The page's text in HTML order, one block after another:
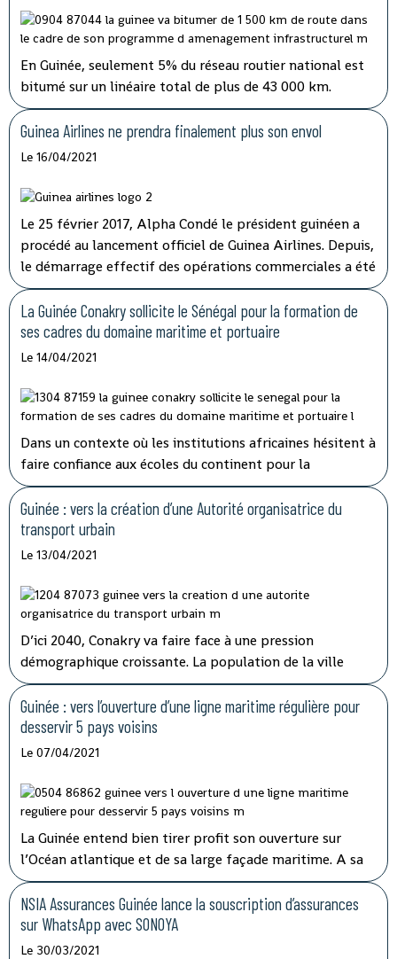
En Guinée, seulement 5% du réseau routier national est
bitumé sur un linéaire total de plus de 43 000 km.
Jusqu’ici, les fonds alloués à l’entretien routier sont
insuffisants alors que plusieurs axes vitaux du pays sont
dans un état critique.
Guinea Airlines ne prendra finalement plus son envol
Le 16/04/2021
Le 25 février 2017, Alpha Condé le président guinéen a
procédé au lancement officiel de Guinea Airlines. Depuis,
le démarrage effectif des opérations commerciales a été
reporté à plusieurs reprises. Le sort de la compagnie a
finalement été tranché par l'Etat qui détenait 20% des
parts.
La Guinée Conakry sollicite le Sénégal pour la formation de
ses cadres du domaine maritime et portuaire
Le 14/04/2021
Dans un contexte où les institutions africaines hésitent à
faire confiance aux écoles du continent pour la
formation de leurs travailleurs, la Guinée Conakry et le
Sénégal concrétisent leur coopération dans le domaine
maritime et portuaire.
Guinée : vers la création d’une Autorité organisatrice du
transport urbain
Le 13/04/2021
D’ici 2040, Conakry va faire face à une pression
démographique croissante. La population de la ville
pourrait atteindre 5,5 millions d’habitants à cet horizon
contre 2,7 millions actuellement. Le système de
transports en commun actuellement déployé a
montré ses limites.
Guinée : vers l’ouverture d’une ligne maritime régulière pour
desservir 5 pays voisins
Le 07/04/2021
La Guinée entend bien tirer profit son ouverture sur
l’Océan atlantique et de sa large façade maritime. A sa
prise de fonction en juin 2020, la nouvelle direction de
Société navale Guinéenne (SNG) annonçait le
développement d’une véritable politique de transport
maritime tout en consolidant les acquis.
NSIA Assurances Guinée lance la souscription d’assurances
sur WhatsApp avec SONOYA
Le 30/03/2021